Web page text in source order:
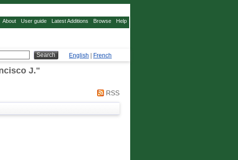
About User guide Latest Additions Browse Help
English French
J."
RSS